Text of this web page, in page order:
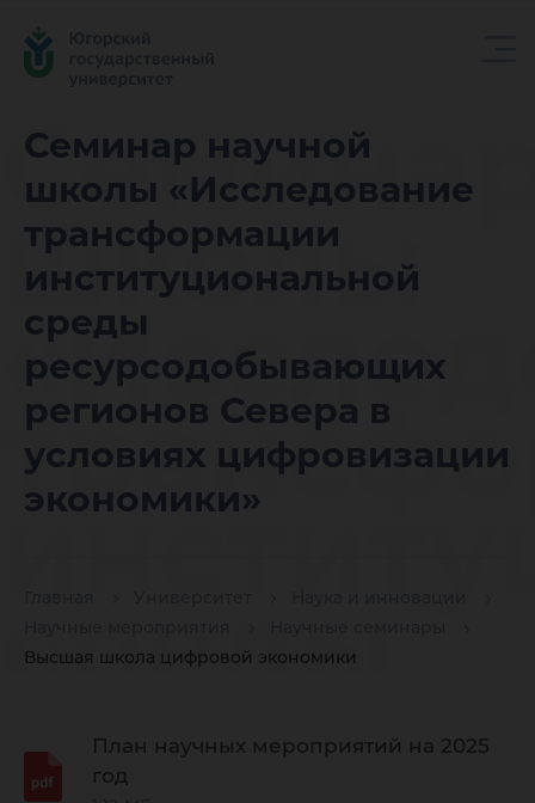
Семинар научной
школы «Исследование
трансформации
институциональной
среды
ресурсодобывающих
регионов Севера в
условиях цифровизации
экономики»
Высшая школа цифровой экономики
школы
среды
План научных мероприятий на 2025
год